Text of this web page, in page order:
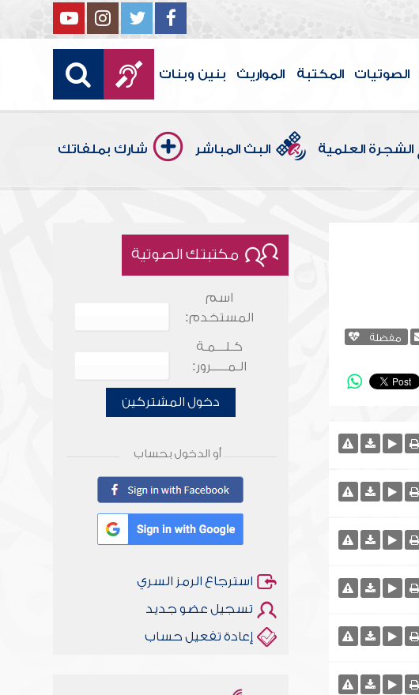
الصوتيات المكتبة المواريث بنين وبنات
الشجرة العلمية البث المباشر شارك بملفاتك
مفضلة
مكتبتك الصوتية
اسم
المستخدم:
كـلـــمـة
الـمـــــرور:
دخول المشتركين
أو الدخول بحساب
استرجاع الرمز السري
تسجيل عضو جديد
إعادة تفعيل حساب